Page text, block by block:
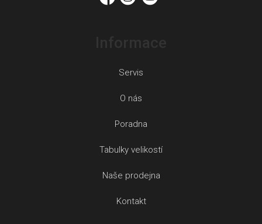
Servis
O nás
Poradna
Tabulky velikostí
Naše prodejna
Kontakt